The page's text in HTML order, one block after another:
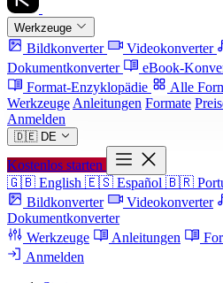
Werkzeuge
Bildkonverter Videokonverter
Dokumentkonverter
eBook-
Format-Enzyklopädie
Alle
Werkzeuge Anleitungen Formate
Anmelden
🇩🇪 DE
Kostenlos starten
🇬🇧 English 🇪🇸 Español 🇧🇷
Bildkonverter
Videokonverter
Dokumentkonverter
Werkzeuge
Anleitungen
Anmelden